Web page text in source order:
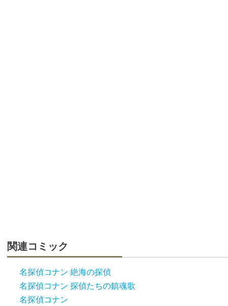
関連コミック
名探偵コナン 絶海の探偵
名探偵コナン 探偵たちの鎮魂歌
名探偵コナン